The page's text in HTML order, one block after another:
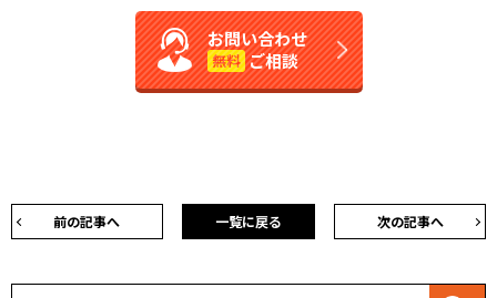
お問い合わせ
無料 ご相談
前の記事へ 次の記事へ
一覧に戻る